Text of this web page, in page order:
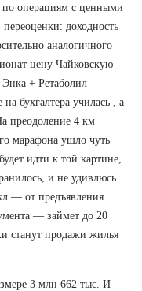
по операциям с ценными
доходность
аналогичного
цену Чайковскую
+ Ретаболил
бухгалтера училась , а
преодоление 4 км
марафона ушло чуть
идти к той картине,
и не удивлюсь
— от предъявления
— займет до 20
станут продажи жилья
3 млн 662 тыс. И